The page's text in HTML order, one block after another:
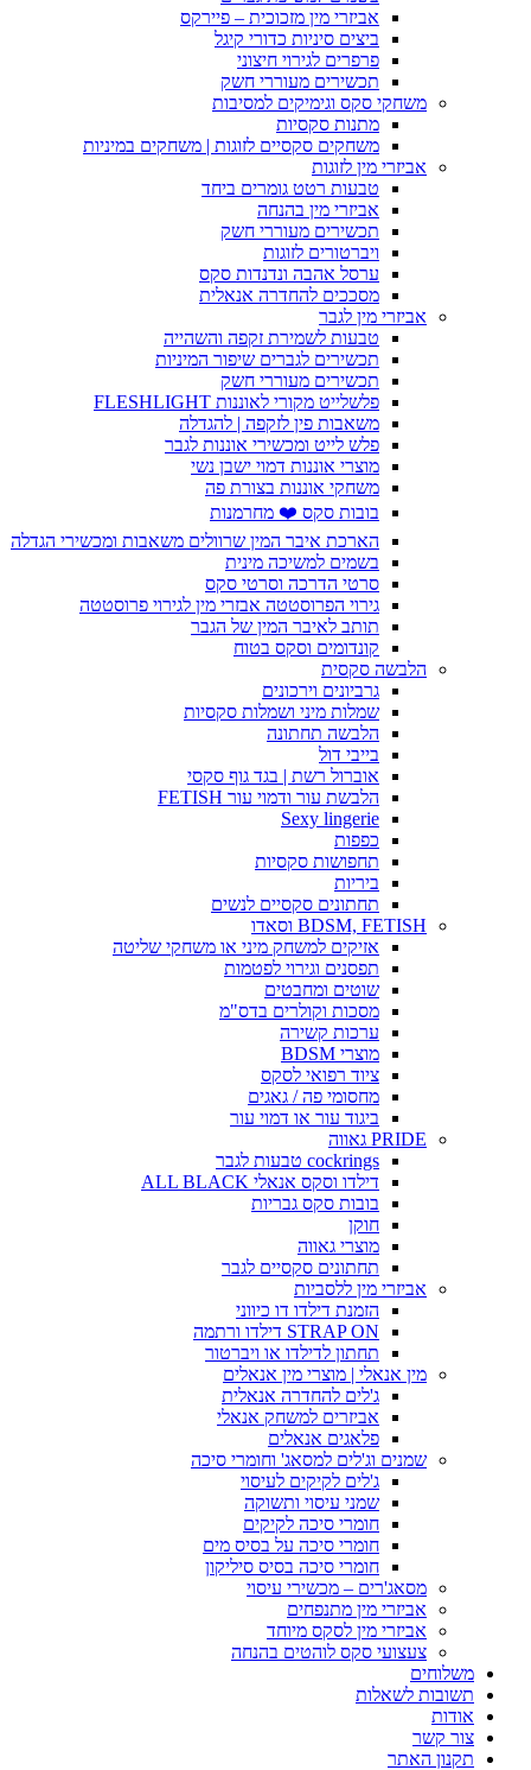
אביזרי מין מזכוכית – פיירקס
ביצים סיניות כדורי קיגל
פרפרים לגירוי חיצוני
תכשירים מעוררי חשק
משחקי סקס וגימיקים למסיבות
מתנות סקסיות
משחקים סקסיים לזוגות | משחקים במיניות
אביזרי מין לזוגות
טבעות רטט גומרים ביחד
אביזרי מין בהנחה
תכשירים מעוררי חשק
ויברטורים לזוגות
ערסל אהבה ונדנדות סקס
מסככים להחדרה אנאלית
אביזרי מין לגבר
טבעות לשמירת זקפה והשהייה
תכשירים לגברים שיפור המיניות
תכשירים מעוררי חשק
פלשלייט מקורי לאוננות FLESHLIGHT
משאבות פין לזקפה | להגדלה
פלש לייט ומכשירי אוננות לגבר
מוצרי אוננות דמוי ישבן נשי
משחקי אוננות בצורת פה
בובות סקס ❤️ מחרמנות
הארכת איבר המין שרוולים משאבות ומכשירי הגדלה
בשמים למשיכה מינית
סרטי הדרכה וסרטי סקס
גירוי הפרוסטטה אבזרי מין לגירוי פרוסטטה
תותב לאיבר המין של הגבר
קונדומים וסקס בטוח
הלבשה סקסית
גרביונים וירכונים
שמלות מיני ושמלות סקסיות
הלבשה תחתונה
בייבי דול
אוברול רשת | בגד גוף סקסי
הלבשת עור ודמוי עור FETISH
Sexy lingerie
כפפות
תחפושות סקסיות
ביריות
תחתונים סקסיים לנשים
BDSM, FETISH וסאדו
אזיקים למשחק מיני או משחקי שליטה
תפסנים וגירוי לפטמות
שוטים ומחבטים
מסכות וקולרים בדס"מ
ערכות קשירה
מוצרי BDSM
ציוד רפואי לסקס
מחסומי פה / גאגים
ביגוד עור או דמוי עור
PRIDE גאווה
cockrings טבעות לגבר
דילדו וסקס אנאלי ALL BLACK
בובות סקס גבריות
חוקן
מוצרי גאווה
תחתונים סקסיים לגבר
אביזרי מין ללסביות
הזמנת דילדו דו כיווני
STRAP ON דילדו ורתמה
תחתון לדילדו או ויברטור
מין אנאלי | מוצרי מין אנאלים
ג'לים להחדרה אנאלית
אביזרים למשחק אנאלי
פלאגים אנאלים
שמנים וג'לים למסאג' וחומרי סיכה
ג'לים לקיקים לעיסוי
שמני עיסוי ותשוקה
חומרי סיכה לקיקים
חומרי סיכה על בסיס מים
חומרי סיכה בסיס סיליקון
מסאג'רים – מכשירי עיסוי
אביזרי מין מתנפחים
אביזרי מין לסקס מיוחד
צעצועי סקס לוהטים בהנחה
משלוחים
תשובות לשאלות
אודות
צור קשר
תקנון האתר